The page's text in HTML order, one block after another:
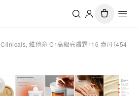
維他命 C，高級亮膚霜，16 盎司（454